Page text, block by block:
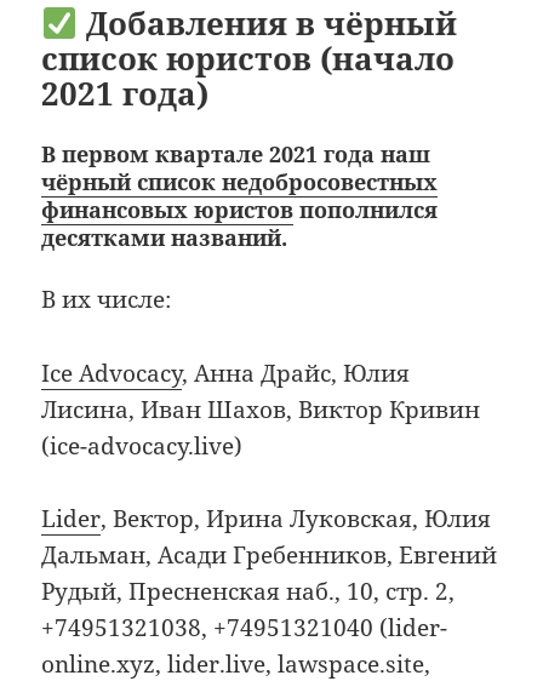
Добавления в чёрный
список юристов (начало
2021 года)
В первом квартале 2021 года наш
чёрный список недобросовестных
финансовых юристов пополнился
десятками названий.
В их числе:
Ice Advocacy, Анна Драйс, Юлия
Лисина, Иван Шахов, Виктор Кривин
(ice-advocacy.live)
Lider, Вектор, Ирина Луковская, Юлия
Дальман, Асади Гребенников, Евгений
Рудый, Пресненская наб., 10, стр. 2,
+74951321038, +74951321040 (lider-
online.xyz, lider.live, lawspace.site,